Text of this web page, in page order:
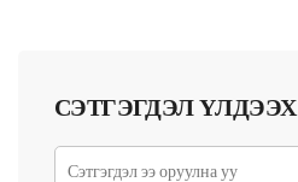
СЭТГЭГДЭЛ ҮЛДЭЭХ